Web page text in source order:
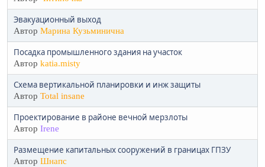
Эвакуационный выход
Автор Марина Кузьминична
Посадка промышленного здания на участок
Автор katia.misty
Схема вертикальной планировки и инж защиты
Автор Total insane
Проектирование в районе вечной мерзлоты
Автор Irene
Размещение капитальных сооружений в границах ГПЗУ
Автор Шнапс